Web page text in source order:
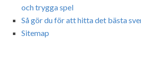
och trygga spel
Så gör du för att hitta det bästa
Sitemap